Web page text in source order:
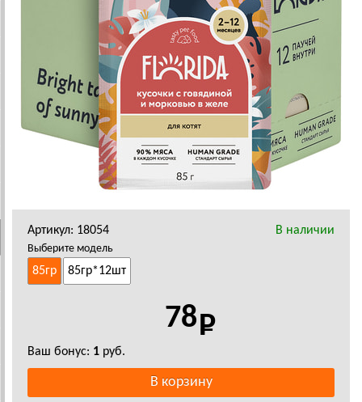
Артикул: 18054 В наличии
Выберите модель
85гр 85гр*12шт
78
Ваш бонус: 1 руб.